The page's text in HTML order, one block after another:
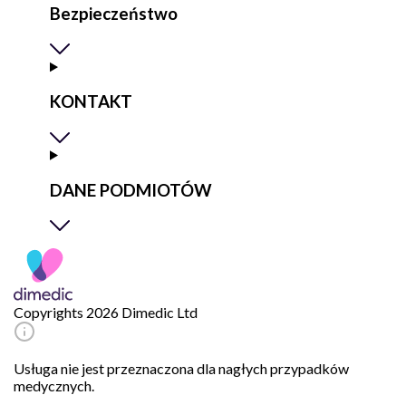
Bezpieczeństwo
KONTAKT
DANE PODMIOTÓW
Copyrights 2026 Dimedic Ltd
Usługa nie jest przeznaczona dla nagłych przypadków
medycznych.